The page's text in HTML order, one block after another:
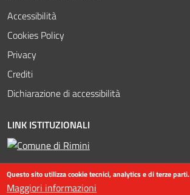
Accessibilità
Cookies Policy
Privacy
Crediti
Dichiarazione di accessibilità
LINK ISTITUZIONALI
Questo sito utilizza cookie tecnici, analytics e di terze parti.
Maggiori informazioni